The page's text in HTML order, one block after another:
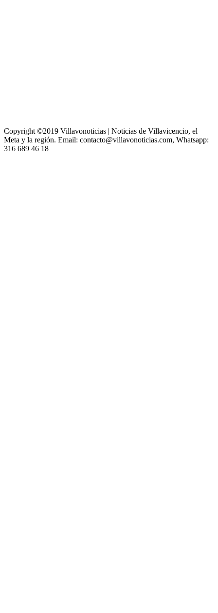
Copyright ©2019 Villavonoticias | Noticias de Villavicencio, el
Meta y la región. Email: contacto@villavonoticias.com, Whatsapp:
316 689 46 18